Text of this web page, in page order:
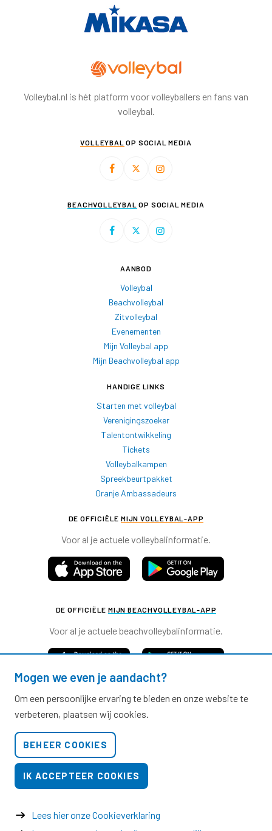
Volleybal.nl is hét platform voor volleyballers en fans van
volleybal.
VOLLEYBAL OP SOCIAL MEDIA
BEACHVOLLEYBAL OP SOCIAL MEDIA
AANBOD
Volleybal
Beachvolleybal
Zitvolleybal
Evenementen
Mijn Volleybal app
Mijn Beachvolleybal app
HANDIGE LINKS
Starten met volleybal
Verenigingszoeker
Talentontwikkeling
Tickets
Volleybalkampen
Spreekbeurtpakket
Oranje Ambassadeurs
DE OFFICIËLE MIJN VOLLEYBAL-APP
Voor al je actuele volleybalinformatie.
DE OFFICIËLE MIJN BEACHVOLLEYBAL-APP
Voor al je actuele beachvolleybalinformatie.
Nieuwsbrieven
Privacy & cookies
Verkoopvoorwaarden evenementen
Mogen we even je aandacht?
Om een persoonlijke ervaring te bieden en onze website te
verbeteren, plaatsen wij cookies.
BEHEER COOKIES
IK ACCEPTEER COOKIES
Lees hier onze Cookieverklaring